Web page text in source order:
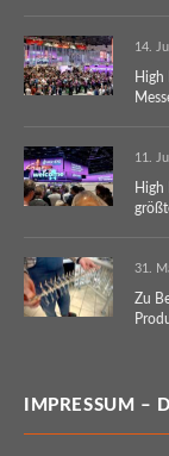
14.
High
11.
High
31.
Zu
IMPRESSUM –